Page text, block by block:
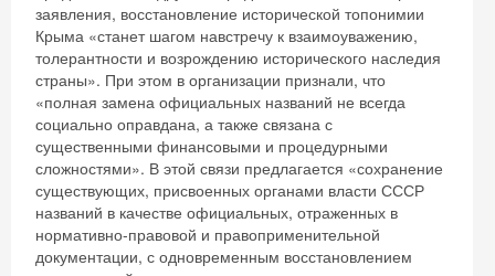
заявления, восстановление исторической топонимии
Крыма «станет шагом навстречу к взаимоуважению,
толерантности и возрождению исторического наследия
страны». При этом в организации признали, что
«полная замена официальных названий не всегда
социально оправдана, а также связана с
существенными финансовыми и процедурными
сложностями». В этой связи предлагается «сохранение
существующих, присвоенных органами власти СССР
названий в качестве официальных, отраженных в
нормативно-правовой и правоприменительной
документации, с одновременным восстановлением